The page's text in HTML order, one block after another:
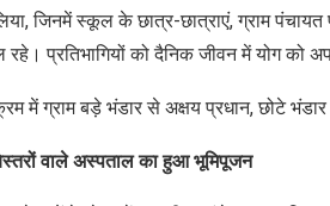
जिनमें स्कूल के छात्र-छात्राएं, ग्राम पंचायत
रहे। प्रतिभागियों को दैनिक जीवन में योग को
में ग्राम बड़े भंडार से अक्षय प्रधान, छोटे
वाले अस्पताल का हुआ भूमिपूजन